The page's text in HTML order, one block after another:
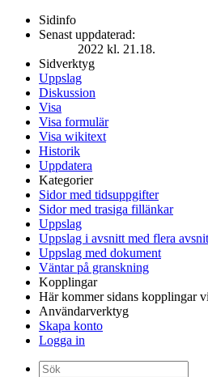
Sidinfo
Senast uppdaterad:
2022 kl. 21.18.
Sidverktyg
Uppslag
Diskussion
Visa
Visa formulär
Visa wikitext
Historik
Uppdatera
Kategorier
Sidor med tidsuppgifter
Sidor med trasiga fillänkar
Uppslag
Uppslag i avsnitt med flera
Uppslag med dokument
Väntar på granskning
Kopplingar
Här kommer sidans kopplingar
Användarverktyg
Skapa konto
Logga in